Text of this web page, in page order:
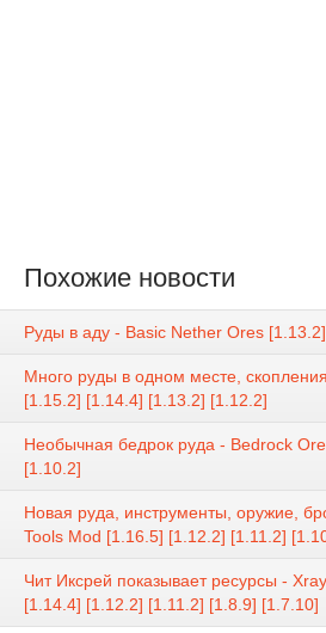
Похожие новости
Руды в аду - Basic Nether Ores
Много руды в одном месте,
[1.15.2] [1.14.4] [1.13.2] [1.12.2]
Необычная бедрок руда - Bedrock
[1.10.2]
Новая руда, инструменты, оружие,
Tools Mod [1.16.5] [1.12.2] [1.11.2]
Чит Иксрей показывает ресурсы -
[1.14.4] [1.12.2] [1.11.2] [1.8.9] [1.7.10]